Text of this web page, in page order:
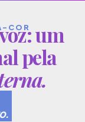
COR
um
pela